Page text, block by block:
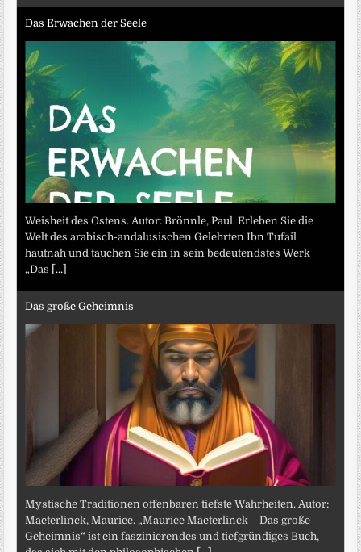
Das Erwachen der Seele
Weisheit des Ostens. Autor: Brönnle, Paul. Erleben Sie die
Welt des arabisch-andalusischen Gelehrten Ibn Tufail
hautnah und tauchen Sie ein in sein bedeutendstes Werk
„Das [...]
Das große Geheimnis
Mystische Traditionen offenbaren tiefste Wahrheiten. Autor:
Maeterlinck, Maurice. „Maurice Maeterlinck – Das große
Geheimnis“ ist ein faszinierendes und tiefgründiges Buch,